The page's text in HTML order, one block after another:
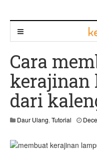
Cara
kerajinan
dari
Daur Ulang, Tutorial